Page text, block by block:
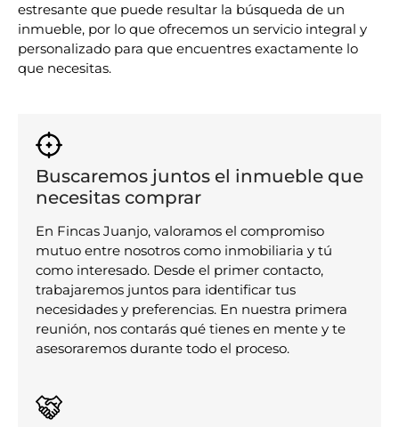
estresante que puede resultar la búsqueda de un
inmueble, por lo que ofrecemos un servicio integral y
personalizado para que encuentres exactamente lo
que necesitas.
Buscaremos juntos el inmueble que
necesitas comprar
En Fincas Juanjo, valoramos el compromiso
mutuo entre nosotros como inmobiliaria y tú
como interesado. Desde el primer contacto,
trabajaremos juntos para identificar tus
necesidades y preferencias. En nuestra primera
reunión, nos contarás qué tienes en mente y te
asesoraremos durante todo el proceso.